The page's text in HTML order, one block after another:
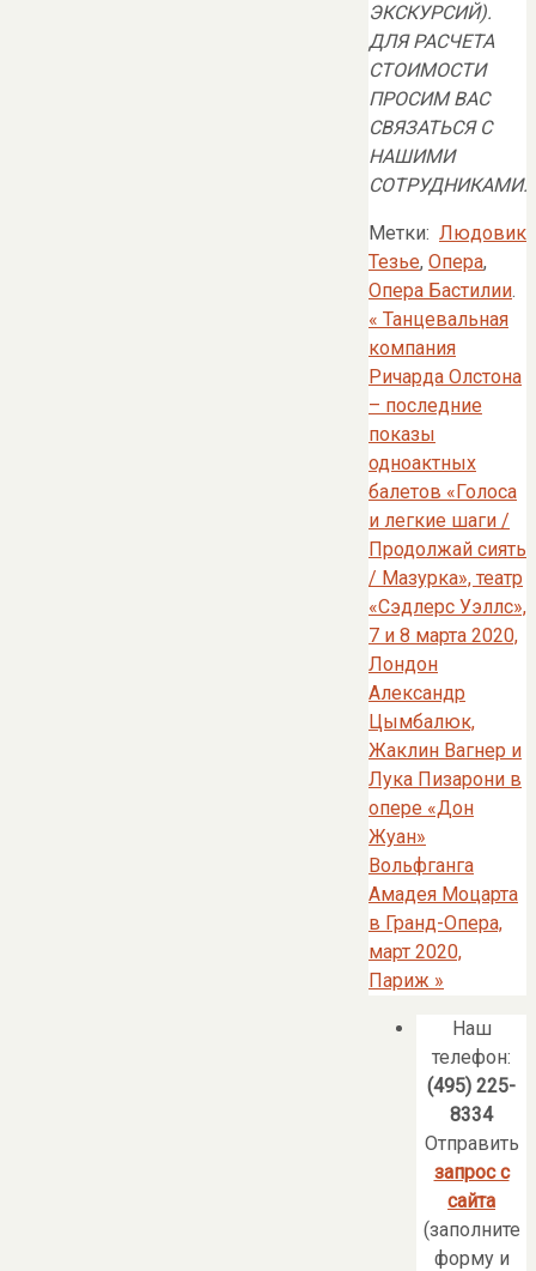
ЭКСКУРСИЙ).
ДЛЯ РАСЧЕТА
СТОИМОСТИ
ПРОСИМ ВАС
СВЯЗАТЬСЯ С
НАШИМИ
СОТРУДНИКАМИ.
Метки: Людовик
Тезье, Опера,
Опера Бастилии.
« Танцевальная
компания
Ричарда Олстона
– последние
показы
одноактных
балетов «Голоса
и легкие шаги /
Продолжай сиять
/ Мазурка», театр
«Сэдлерс Уэллс»,
7 и 8 марта 2020,
Лондон
Александр
Цымбалюк,
Жаклин Вагнер и
Лука Пизарони в
опере «Дон
Жуан»
Вольфганга
Амадея Моцарта
в Гранд-Опера,
март 2020,
Париж »
Наш
телефон:
(495) 225-
8334
Отправить
запрос с
сайта
(заполните
форму и